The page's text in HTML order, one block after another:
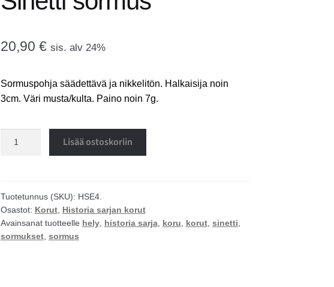
20,90 € sis. alv 24%
Sormuspohja säädettävä ja nikkelitön. Halkaisija noin
3cm. Väri musta/kulta. Paino noin 7g.
Lisää ostoskoriin
Tuotetunnus (SKU): HSE4.
Osastot: Korut, Historia sarjan korut
Avainsanat tuotteelle hely, historia sarja, koru korut, sinetti
sormukset, sormus